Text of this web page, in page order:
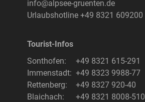
info@alpsee-gruenten.de
Urlaubshotline +49 8321 609200
Tourist-Infos
Sonthofen:
+49 8321 615-291
Immenstadt: +49 8323 9988-77
Rettenberg:
+49 8327 920-40
Blaichach:
+49 8321 8008-510